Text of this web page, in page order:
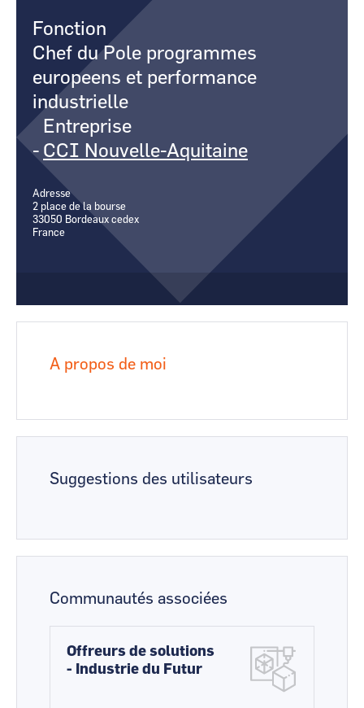
Occitanie
CCI Business
Pays de la Loire
Occitanie
CCI Business
Pays de la Loire
Fonction
Chef du Pole programmes
europeens et performance
industrielle
-
Entreprise
CCI Nouvelle-Aquitaine
Adresse
2 place de la bourse
33050 Bordeaux cedex
France
A propos de moi
Suggestions des utilisateurs
Communautés associées
Offreurs de solutions
- Industrie du Futur